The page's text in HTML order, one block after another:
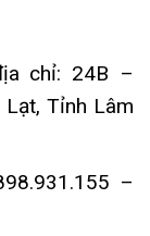
chỉ: 24B –
Tỉnh Lâm
–